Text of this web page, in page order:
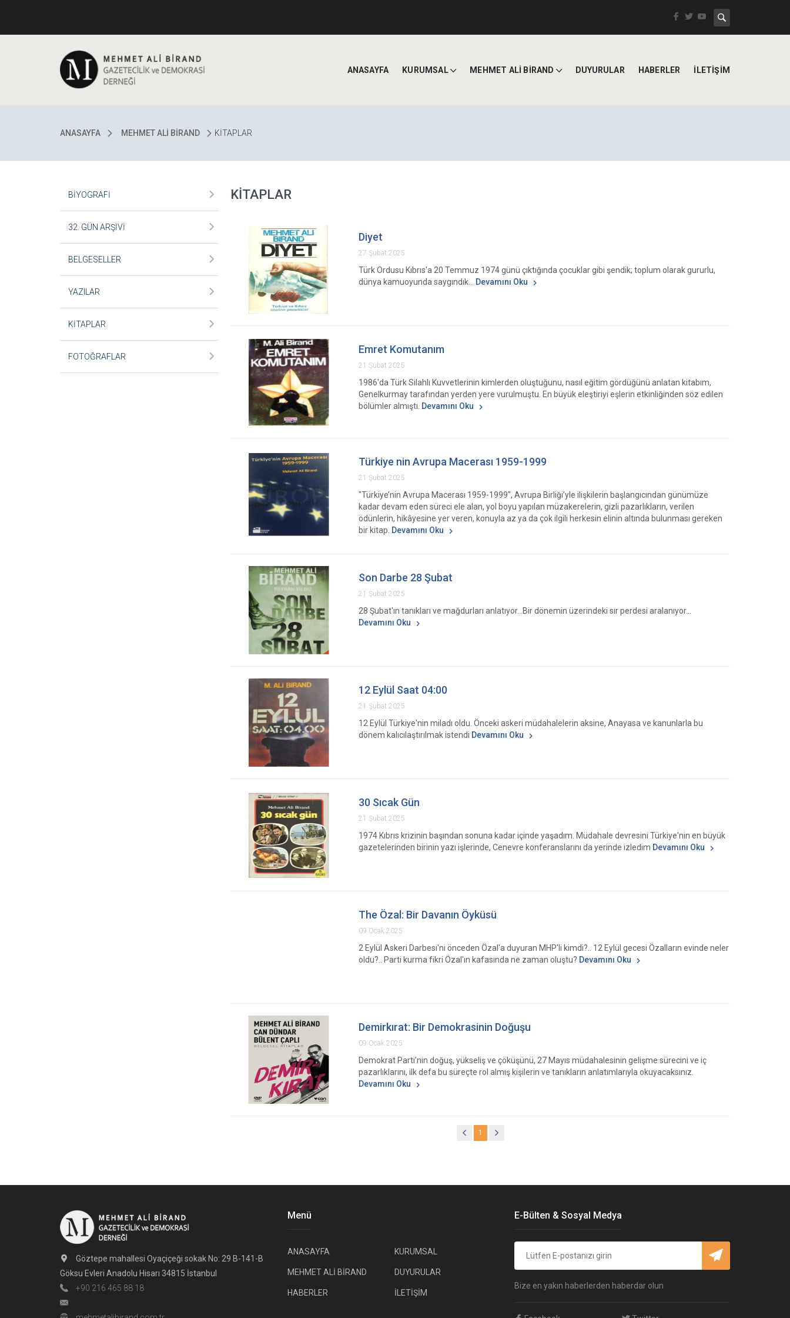
ANASAYFA KURUMSAL MEHMET ALİ BİRAND DUYURULAR HABERLER İLETİŞİM
ANASAYFA MEHMET ALİ BİRAND KİTAPLAR
BİYOGRAFİ
32. GÜN ARŞİVİ
BELGESELLER
YAZILAR
KİTAPLAR
FOTOĞRAFLAR
KİTAPLAR
Diyet
27 Şubat 2025
Türk Ordusu Kıbrıs'a 20 Temmuz 1974 günü çıktığında çocuklar gibi şendik; toplum olarak gururlu,
dünya kamuoyunda saygındık...
Devamını Oku
Emret Komutanım
21 Şubat 2025
1986'da Türk Silahlı Kuvvetlerinin kimlerden oluştuğunu, nasıl eğitim gördüğünü anlatan kitabım,
Genelkurmay tarafından yerden yere vurulmuştu. En büyük eleştiriyi eşlerin etkinliğinden söz edilen
bölümler almıştı. Devamını Oku
Türkiye nin Avrupa Macerası 1959-1999
21 Şubat 2025
"Türkiye’nin Avrupa Macerası 1959-1999", Avrupa Birliği’yle ilişkilerin başlangıcından günümüze
kadar devam eden süreci ele alan, yol boyu yapılan müzakerelerin, gizli pazarlıkların, verilen
ödünlerin, hikâyesine yer veren, konuyla az ya da çok ilgili herkesin elinin altında bulunması gereken
bir kitap. Devamını Oku
Son Darbe 28 Şubat
21 Şubat 2025
28 Şubat'ın tanıkları ve mağdurları anlatıyor...Bir dönemin üzerindeki sır perdesi aralanıyor...
Devamını Oku
12 Eylül Saat 04:00
21 Şubat 2025
12 Eylül Türkiye'nin miladı oldu. Önceki askeri müdahalelerin aksine, Anayasa ve kanunlarla bu
dönem kalıcılaştırılmak istendi Devamını Oku
30 Sıcak Gün
21 Şubat 2025
1974 Kıbrıs krizinin başından sonuna kadar içinde yaşadım. Müdahale devresini Türkiye'nin en büyük
gazetelerinden birinin yazı işlerinde, Cenevre konferanslarını da yerinde izledim Devamını Oku
The Özal: Bir Davanın Öyküsü
09 Ocak 2025
2 Eylül Askeri Darbesi'ni önceden Özal'a duyuran MHP'li kimdi?.. 12 Eylül gecesi Özalların evinde neler
oldu?.. Parti kurma fikri Özal'ın kafasında ne zaman oluştu? Devamını Oku
Demirkırat: Bir Demokrasinin Doğuşu
09 Ocak 2025
Demokrat Parti'nin doğuş, yükseliş ve çöküşünü, 27 Mayıs müdahalesinin gelişme sürecini ve iç
pazarlıklarını, ilk defa bu süreçte rol almış kişilerin ve tanıkların anlatımlarıyla okuyacaksınız.
Devamını Oku
1
Göztepe mahallesi Oyaçiçeği sokak No: 29 B-141-B
Göksu Evleri Anadolu Hisarı 34815 İstanbul
+90 216 465 88 18
Menü
ANASAYFA KURUMSAL
MEHMET ALİ BİRAND DUYURULAR
HABERLER İLETİŞİM
E-Bülten & Sosyal Medya
Bize en yakın haberlerden haberdar olun